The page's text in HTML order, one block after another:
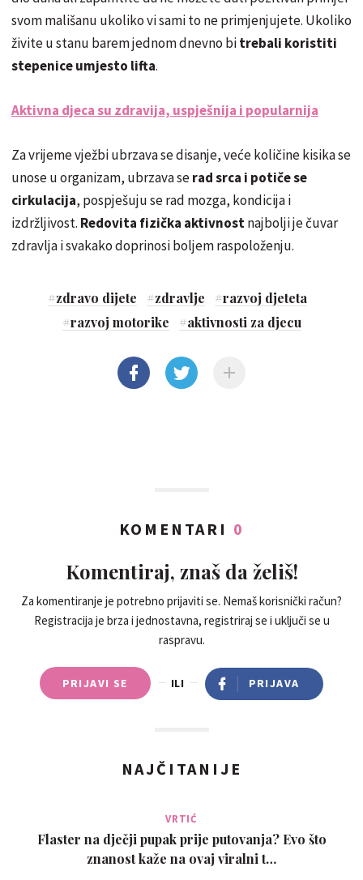
svom mališanu ukoliko vi sami to ne primjenjujete. Ukoliko
živite u stanu barem jednom dnevno bitrebali koristiti
stepenice umjesto lifta.
Aktivna djeca su zdravija, uspješnija i popularnija
Za vrijeme vježbi ubrzava se disanje, veće količine kisika se
unose u organizam, ubrzava serad srca i potiče se
cirkulacija, pospješuju se rad mozga, kondicija i
izdržljivost. Redovita fizička aktivnostnajbolji je čuvar
zdravlja i svakako doprinosi boljem raspoloženju.
#zdravo dijete #zdravlje #razvoj djeteta
#razvoj motorike #aktivnosti za djecu
KOMENTARI 0
Komentiraj, znaš da želiš!
Za komentiranje je potrebno prijaviti se. Nemaš korisnički račun?
Registracija je brza i jednostavna, registriraj se i uključi se u
raspravu.
PRIJAVI SE ILI PRIJAVA
NAJČITANIJE
VRTIĆ
Flaster na dječji pupak prije putovanja? Evo što
znanost kaže na ovaj viralni t…